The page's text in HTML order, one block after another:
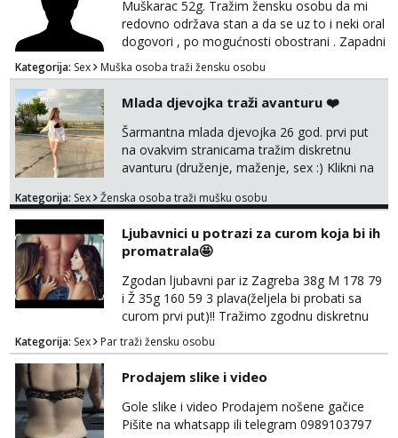
Muškarac 52g. Tražim žensku osobu da mi
redovno održava stan a da se uz to i neki oral
dogovori , po mogućnosti obostrani . Zapadni
dio Zagreba .Javiti se prvo porukom na
WhatsApp ili Telegram 0958634499
Kategorija: Sex Muška osoba traži žensku osobu
Mlada djevojka traži avanturu ❤️
Šarmantna mlada djevojka 26 god. prvi put
na ovakvim stranicama tražim diskretnu
avanturu (druženje, maženje, sex :) Klikni na
Kategorija: Sex Ženska osoba traži mušku osobu
Ljubavnici u potrazi za curom koja bi ih
promatrala🤩
Zgodan ljubavni par iz Zagreba 38g M 178 79
i Ž 35g 160 59 3 plava(željela bi probati sa
curom prvi put)!! Tražimo zgodnu diskretnu
curu koja bi nas promatrala dok imamo
žestok odnos. Može se pridruziti ali i ne
mora.Bitno da uzivamo diskretno anonimno
bez upoznavanja puno.Sliku mozemo
razmjeniti,ali najbolje uzivo se upoznati. Na
goo smo do 15.8 poslije tog mozemo se
Kategorija: Sex Par traži žensku osobu
Prodajem slike i video
Gole slike i video Prodajem nošene gačice
Pišite na whatsapp ili telegram 0989103797